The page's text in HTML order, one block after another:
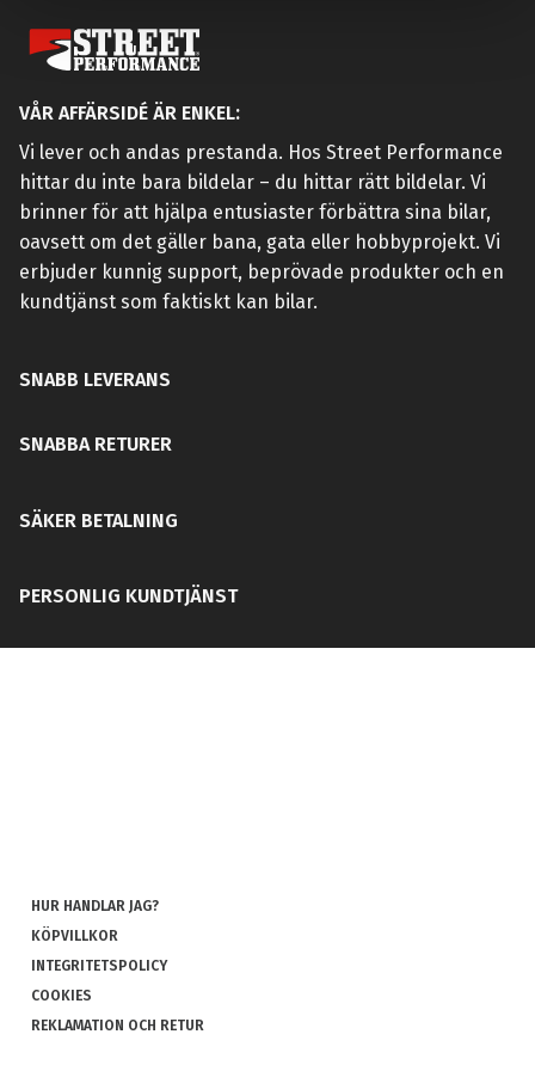
VÅR AFFÄRSIDÉ ÄR ENKEL:
Vi lever och andas prestanda. Hos Street Performance
hittar du inte bara bildelar – du hittar rätt bildelar. Vi
brinner för att hjälpa entusiaster förbättra sina bilar,
oavsett om det gäller bana, gata eller hobbyprojekt. Vi
erbjuder kunnig support, beprövade produkter och en
kundtjänst som faktiskt kan bilar.
SNABB LEVERANS
SNABBA RETURER
SÄKER BETALNING
PERSONLIG KUNDTJÄNST
HUR HANDLAR JAG?
KÖPVILLKOR
INTEGRITETSPOLICY
COOKIES
REKLAMATION OCH RETUR